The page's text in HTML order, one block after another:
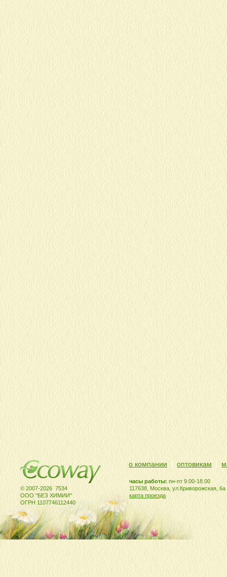
© 2007-2026 7534
ООО "БЕЗ ХИМИИ"
ОГРН 1107746112440
часы работы: пн-пт 9.00-18.00
117638, Москва, ул.Криворожская, 6а
карта проезда
о компании оптовикам